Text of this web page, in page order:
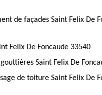
de façades Saint Felix De
Felix De Foncaude 33540
Saint Felix De
de toiture Saint Felix De